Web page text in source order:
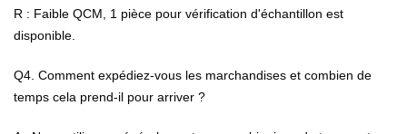
R : Faible QCM, 1 pièce pour vérification d'échantillon est
disponible.
Q4. Comment expédiez-vous les marchandises et combien de
temps cela prend-il pour arriver ?